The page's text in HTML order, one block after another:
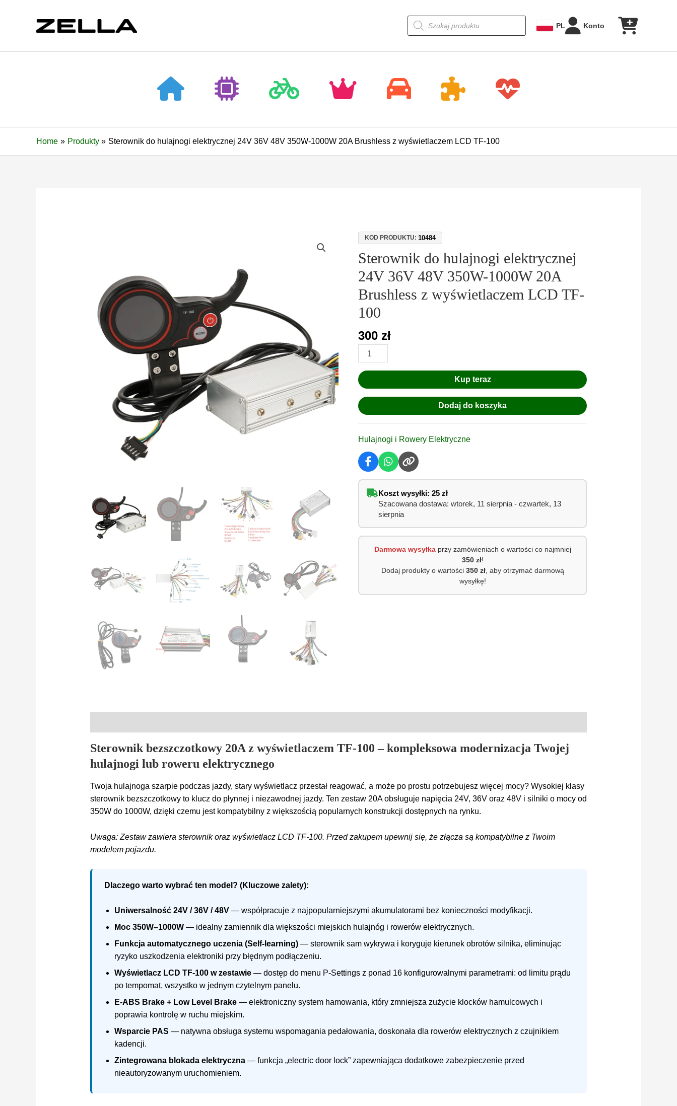
Wyszukiwarka
produktów
PL Konto
Home Produkty Sterownik do hulajnogi elektrycznej 24V 36V 48V 350W-1000W 20A Brushless z wyświetlaczem LCD TF-100
KOD PRODUKTU:10484
Sterownik do hulajnogi elektrycznej
24V 36V 48V 350W-1000W 20A
Brushless z wyświetlaczem LCD TF-
100
300 zł
ilość
do
hulajnogi
elektrycznej
24V
36V
350W-
1000W
20A
Brushless
z
wyświetlaczem
LCD
TF-
100
Kup teraz
Dodaj do koszyka
Hulajnogi i Rowery Elektryczne
Koszt wysyłki: 25 zł
Szacowana dostawa: wtorek, 11 sierpnia - czwartek, 13
sierpnia
Darmowa wysyłkaprzy zamówieniach o wartości co najmniej
350 zł!
Dodaj produkty o wartości 350 zł, aby otrzymać darmową
wysyłkę!
Sterownik bezszczotkowy 20A z wyświetlaczem TF-100 – kompleksowa modernizacja Twojej
hulajnogi lub roweru elektrycznego
Twoja hulajnoga szarpie podczas jazdy, stary wyświetlacz przestał reagować, a może po prostu potrzebujesz więcej mocy? Wysokiej klasy
sterownik bezszczotkowy to klucz do płynnej i niezawodnej jazdy. Ten zestaw 20A obsługuje napięcia 24V, 36V oraz 48V i silniki o mocy od
350W do 1000W, dzięki czemu jest kompatybilny z większością popularnych konstrukcji dostępnych na rynku.
Uwaga: Zestaw zawiera sterownik oraz wyświetlacz LCD TF-100. Przed zakupem upewnij się, że złącza są kompatybilne z Twoim
modelem pojazdu.
Dlaczego warto wybrać ten model? (Kluczowe zalety):
Uniwersalność 24V / 36V / 48V— współpracuje z najpopularniejszymi akumulatorami bez konieczności modyfikacji.
Moc 350W–1000W— idealny zamiennik dla większości miejskich hulajnóg i rowerów elektrycznych.
Funkcja automatycznego uczenia (Self-learning)— sterownik sam wykrywa i koryguje kierunek obrotów silnika, eliminując
ryzyko uszkodzenia elektroniki przy błędnym podłączeniu.
Wyświetlacz LCD TF-100 w zestawie— dostęp do menu P-Settings z ponad 16 konfigurowalnymi parametrami: od limitu prądu
po tempomat, wszystko w jednym czytelnym panelu.
E-ABS Brake + Low Level Brake— elektroniczny system hamowania, który zmniejsza zużycie klocków hamulcowych i
poprawia kontrolę w ruchu miejskim.
Wsparcie PAS — natywna obsługa systemu wspomagania pedałowania, doskonała dla rowerów elektrycznych z czujnikiem
kadencji.
Zintegrowana blokada elektryczna— funkcja „electric door lock” zapewniająca dodatkowe zabezpieczenie przed
nieautoryzowanym uruchomieniem.